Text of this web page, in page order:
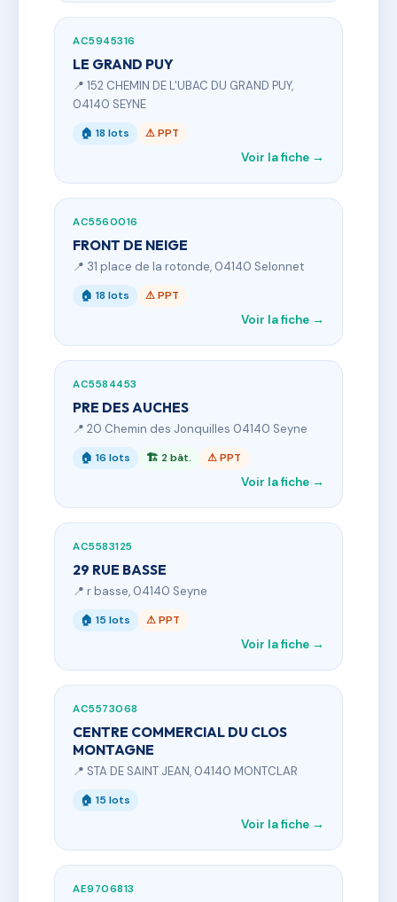
AC5945316
LE GRAND PUY
📍 152 CHEMIN DE L'UBAC DU GRAND PUY,
04140 SEYNE
🏠 18 lots ⚠ PPT
Voir la fiche →
AC5560016
FRONT DE NEIGE
📍 31 place de la rotonde, 04140 Selonnet
🏠 18 lots ⚠ PPT
Voir la fiche →
AC5584453
PRE DES AUCHES
📍 20 Chemin des Jonquilles 04140 Seyne
🏠 16 lots 🏗 2 bât. ⚠ PPT
Voir la fiche →
AC5583125
29 RUE BASSE
📍 r basse, 04140 Seyne
🏠 15 lots ⚠ PPT
Voir la fiche →
AC5573068
CENTRE COMMERCIAL DU CLOS
MONTAGNE
📍 STA DE SAINT JEAN, 04140 MONTCLAR
🏠 15 lots
Voir la fiche →
AE9706813